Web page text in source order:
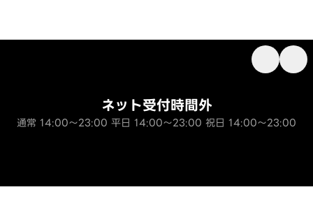
ネット受付時間外
通常 14:00～23:00 平日 14:00～23:00 祝日 14:00～23:00